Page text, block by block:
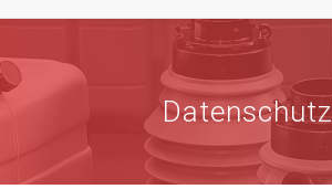
Datenschutz